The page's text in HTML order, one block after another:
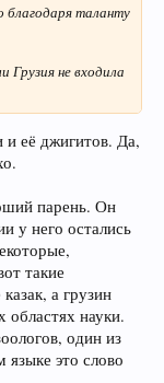
благодаря таланту
Грузия не входила
её джигитов. Да,
парень. Он
у него остались
такие
а грузин
областях науки.
один из
языке это слово